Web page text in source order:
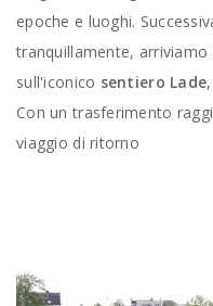
epoche e luoghi.
tranquillamente,
sull'iconico sentiero Lade
Con un trasferimento
viaggio di ritorno